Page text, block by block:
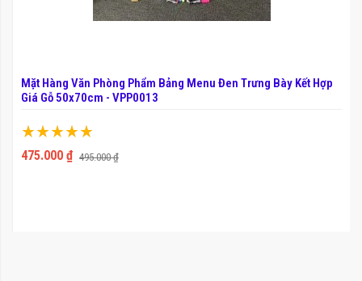
Mặt Hàng Văn Phòng Phẩm Bảng Menu Đen Trưng Bày Kết Hợp
Giá Gỗ 50x70cm - VPP0013
Xếp hạng:
100%
475.000 ₫ 495.000 ₫